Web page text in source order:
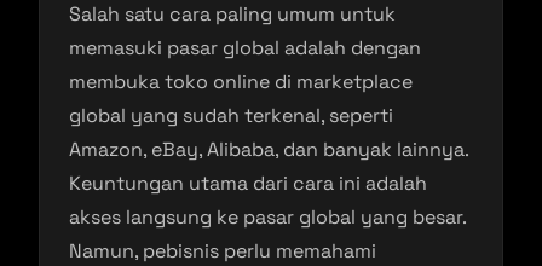
Salah satu cara paling umum untuk
memasuki pasar global adalah dengan
membuka toko online di marketplace
global yang sudah terkenal, seperti
Amazon, eBay, Alibaba, dan banyak lainnya.
Keuntungan utama dari cara ini adalah
akses langsung ke pasar global yang besar.
Namun, pebisnis perlu memahami